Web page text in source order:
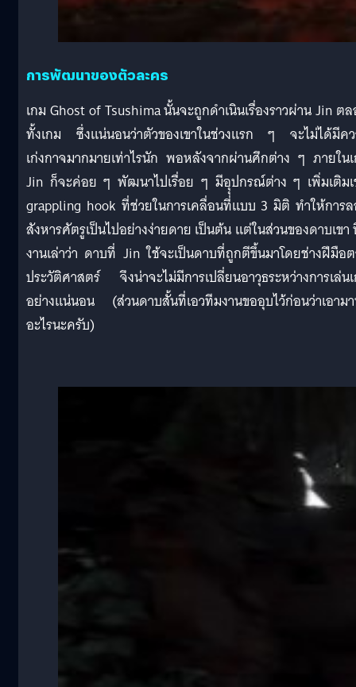
การพัฒนาของตัวละคร
เกม Ghost of Tsushima นั้นจะถูกดำเนินเรื่องราวผ่าน Jin ต
ทั้งเกม ซึ่งแน่นอนว่าตัวของเขาในช่วงแรก ๆ จะไม่ได้มีค
เก่งกาจมากมายเท่าไรนัก พอหลังจากผ่านศึกต่าง ๆ ภายใน
Jin ก็จะค่อย ๆ พัฒนาไปเรื่อย ๆ มีอุุปกรณ์ต่าง ๆ เพิ่มเติม
grappling hook ที่ช่วยในการเคลื่อนที่แบบ 3 มิติ ทำให้การ
สังหารศัตรูเป็นไปอย่างง่ายดาย เป็นต้น แต่ในส่วนของดาบเขา
งานเล่าว่า ดาบที่ Jin ใช้จะเป็นดาบที่ถูกตีขึ้นมาโดยช่างฝีมือ
ประวัติศาสตร์ จึงน่าจะไม่มีการเปลี่ยนอาวุธระหว่างการเล่น
อย่างแน่นอน (ส่วนดาบสั้นที่เอวทีมงานขออุบไว้ก่อนว่าเอาม
อะไรนะครับ)